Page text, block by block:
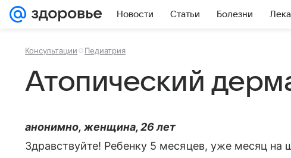
Новости Статьи Болезни
Консультации Педиатрия
Атопический
анонимно, женщина, 26 лет
Здравствуйте! Ребенку 5 месяцев, уже месяц на